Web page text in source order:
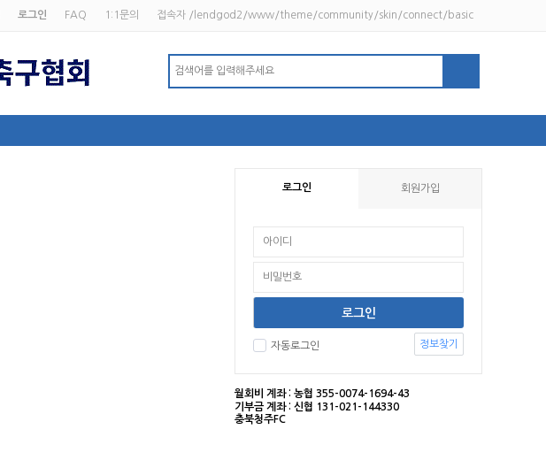
로그인 FAQ 1:1문의 접속자 /lendgod2/www/theme/community/skin/connect/basic
로그인 회원가입
자동로그인 정보찾기
월회비 계좌 : 농협 355-0074-1694-43
기부금 계좌 : 신협 131-021-144330
충북청주FC